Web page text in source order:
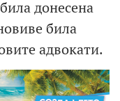
донесена
била
адвокати.